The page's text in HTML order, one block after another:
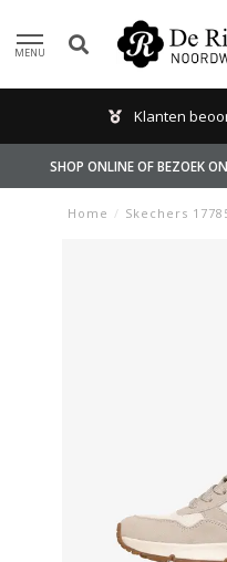
MENU
Klanten
SHOP ONLINE OF BEZOEK
Home / Skechers